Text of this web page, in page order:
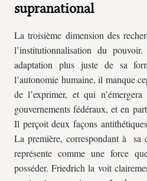
supranational
La troisième dimension des
l’institutionnalisation du
adaptation plus juste de sa
l’autonomie humaine, il manque
de l’exprimer, et qui n’émergera
gouvernements fédéraux, et en
Il perçoit deux façons
La première, correspondant à sa
représente comme une force
posséder. Friedrich la voit